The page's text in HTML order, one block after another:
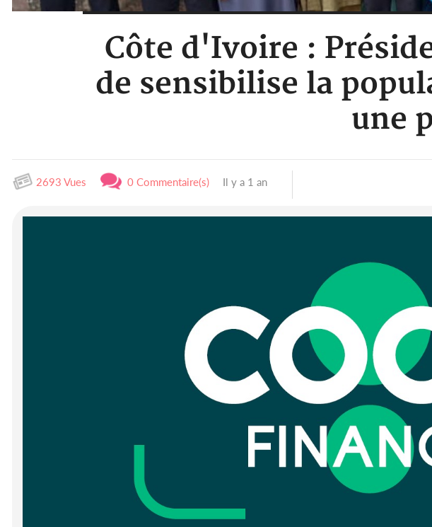
Côte d'Ivoire :
de sensibilise la
une
2693 Vues 0 Commentaire(s) Il y a 1 an